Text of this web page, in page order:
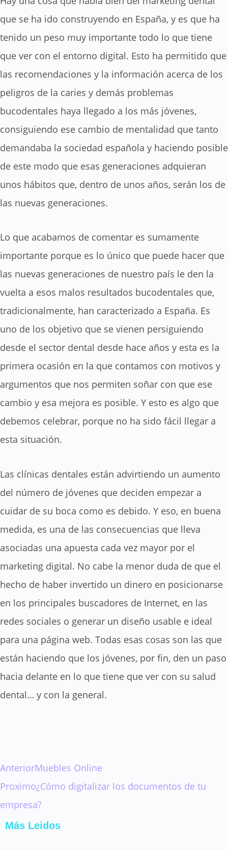
que se ha ido construyendo en España, y es que ha
tenido un peso muy importante todo lo que tiene
que ver con el entorno digital. Esto ha permitido que
las recomendaciones y la información acerca de los
peligros de la caries y demás problemas
bucodentales haya llegado a los más jóvenes,
consiguiendo ese cambio de mentalidad que tanto
demandaba la sociedad española y haciendo posible
de este modo que esas generaciones adquieran
unos hábitos que, dentro de unos años, serán los de
las nuevas generaciones.
Lo que acabamos de comentar es sumamente
importante porque es lo único que puede hacer que
las nuevas generaciones de nuestro país le den la
vuelta a esos malos resultados bucodentales que,
tradicionalmente, han caracterizado a España. Es
uno de los objetivo que se vienen persiguiendo
desde el sector dental desde hace años y esta es la
primera ocasión en la que contamos con motivos y
argumentos que nos permiten soñar con que ese
cambio y esa mejora es posible. Y esto es algo que
debemos celebrar, porque no ha sido fácil llegar a
esta situación.
Las clínicas dentales están advirtiendo un aumento
del número de jóvenes que deciden empezar a
cuidar de su boca como es debido. Y eso, en buena
medida, es una de las consecuencias que lleva
asociadas una apuesta cada vez mayor por el
marketing digital. No cabe la menor duda de que el
hecho de haber invertido un dinero en posicionarse
en los principales buscadores de Internet, en las
redes sociales o generar un diseño usable e ideal
para una página web. Todas esas cosas son las que
están haciendo que los jóvenes, por fin, den un paso
hacia delante en lo que tiene que ver con su salud
dental… y con la general.
Ant
AnteriorMuebles Online
Proximo¿Cómo digitalizar los documentos de tu
empresa?
Siguiente
Más Leidos